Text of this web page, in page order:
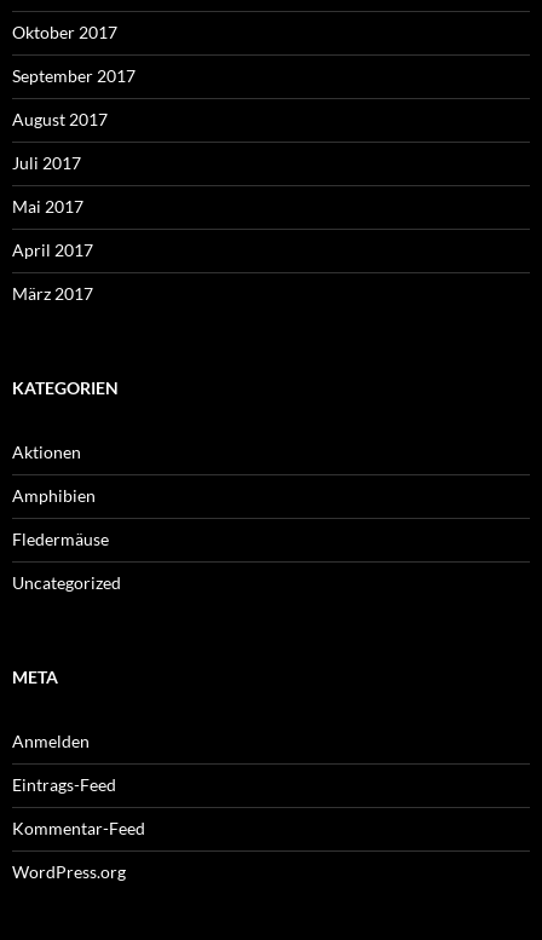
Oktober 2017
September 2017
August 2017
Juli 2017
Mai 2017
April 2017
März 2017
KATEGORIEN
Aktionen
Amphibien
Fledermäuse
Uncategorized
META
Anmelden
Eintrags-Feed
Kommentar-Feed
WordPress.org